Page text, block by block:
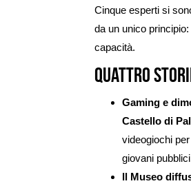
Cinque esperti si
da un unico
capacità.
Quattro
Gaming e
Castello di
videogiochi
giovani
Il Museo